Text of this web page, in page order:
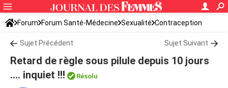
Forum Forum Santé-Médecine Sexualité Contraception
Sujet Précédent Sujet Suivant
Retard de règle sous pilule depuis 10 jours
.... inquiet !!!
Résolu